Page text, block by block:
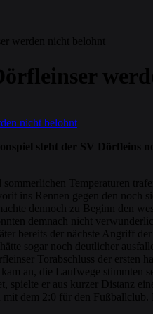
werden nicht belohnt
steht der SV
Temperaturen
ins Rennen gegen den noch
dennoch zu Beginn den
demnach nicht
bereits der nächste Angriff
sogar noch deutlicher
Torabschluss der ersten
an, die Laufwege stimmten
spielte er aus kurzer Distanz
mit dem 2:0 für den